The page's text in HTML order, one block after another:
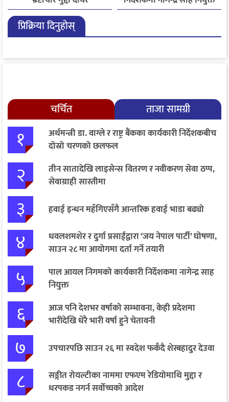
प्रिक्रिया दिनुहोस्
चर्चित ताजा सामग्री
१
अर्थमन्त्री डा. वाग्ले र राष्ट्र बैंकका कार्यकारी निर्देशकबीच
दोस्रो चरणको छलफल
२
तीन सातादेखि लाइसेन्स वितरण र नवीकरण सेवा ठप्प,
सेवाग्राही सास्तीमा
३ हवाई इन्धन महँगिएसँगै आन्तरिक हवाई भाडा बढ्यो
४
धवलशमशेर र दुर्गा प्रसाईंद्वारा ‘जय नेपाल पार्टी’ घोषणा,
साउन २८ मा आयोगमा दर्ता गर्ने तयारी
५
पाल आयल निगमको कार्यकारी निर्देशकमा नागेन्द्र साह
नियुक्त
६
आज पनि देशभर वर्षाको सम्भावना, केही प्रदेशमा
भारीदेखि धेरै भारी वर्षा हुने चेतावनी
७ उपचारपछि साउन २६ मा स्वदेश फर्कँदै शेरबहादुर देउवा
८
सङ्गीत रोयल्टीका नाममा एफएम रेडियोमाथि मुद्दा र
धरपकड नगर्न सर्वोच्चको आदेश